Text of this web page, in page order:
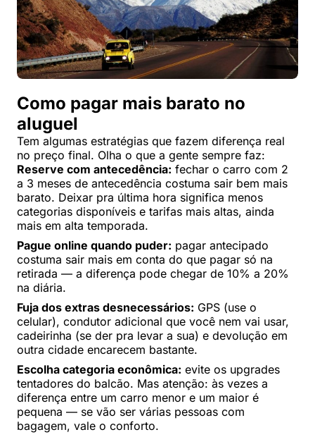
Como pagar mais barato no
aluguel
Tem algumas estratégias que fazem diferença real
no preço final. Olha o que a gente sempre faz:
Reserve com antecedência: fechar o carro com 2
a 3 meses de antecedência costuma sair bem mais
barato. Deixar pra última hora significa menos
categorias disponíveis e tarifas mais altas, ainda
mais em alta temporada.
Pague online quando puder: pagar antecipado
costuma sair mais em conta do que pagar só na
retirada — a diferença pode chegar de 10% a 20%
na diária.
Fuja dos extras desnecessários: GPS (use o
celular), condutor adicional que você nem vai usar,
cadeirinha (se der pra levar a sua) e devolução em
outra cidade encarecem bastante.
Escolha categoria econômica: evite os upgrades
tentadores do balcão. Mas atenção: às vezes a
diferença entre um carro menor e um maior é
pequena — se vão ser várias pessoas com
bagagem, vale o conforto.